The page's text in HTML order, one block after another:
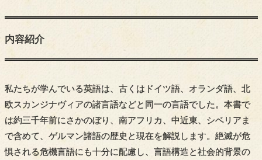
内容紹介
私たちが学んでいる英語は、古くはドイツ語、オランダ語、北
欧スカンジナヴィアの諸言語などと同一の言語でした。本書で
は約三千年前にさかのぼり、南アフリカ、中近東、シベリアま
で含めて、ゲルマン諸語の歴史と現在を解説します。絶滅が危
惧される危機言語にも十分に配慮し、言語構造と社会的背景の